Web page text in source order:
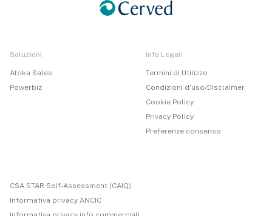
Soluzioni
Atoka Sales
Powerbiz
Info Legali
Termini di Utilizzo
Condizioni d'uso/Disclaimer
Cookie Policy
Privacy Policy
Preferenze consenso
CSA STAR Self-Assessment (CAIQ)
Informativa privacy ANCIC